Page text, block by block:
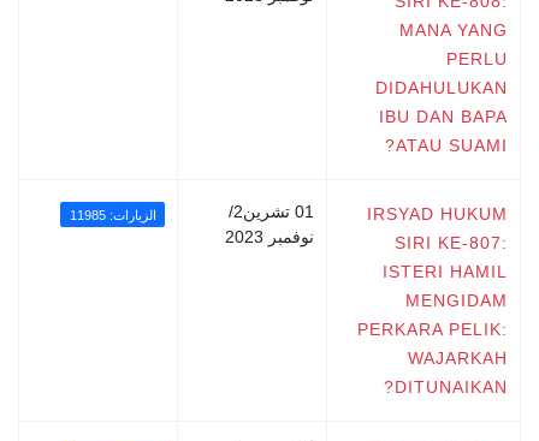
MANA YANG
PERLU
DIDAHULUKAN
IBU DAN BAPA
ATAU SUAMI?
IRSYAD HUKUM
SIRI KE-807:
ISTERI HAMIL
MENGIDAM
PERKARA PELIK:
WAJARKAH
DITUNAIKAN?
01 تشرين2/
نوفمبر 2023
الزيارات: 11985